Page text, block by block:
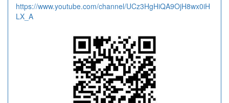
https://www.youtube.com/channel/UCz3HgHiQA9OjH8wx0iH
LX_A